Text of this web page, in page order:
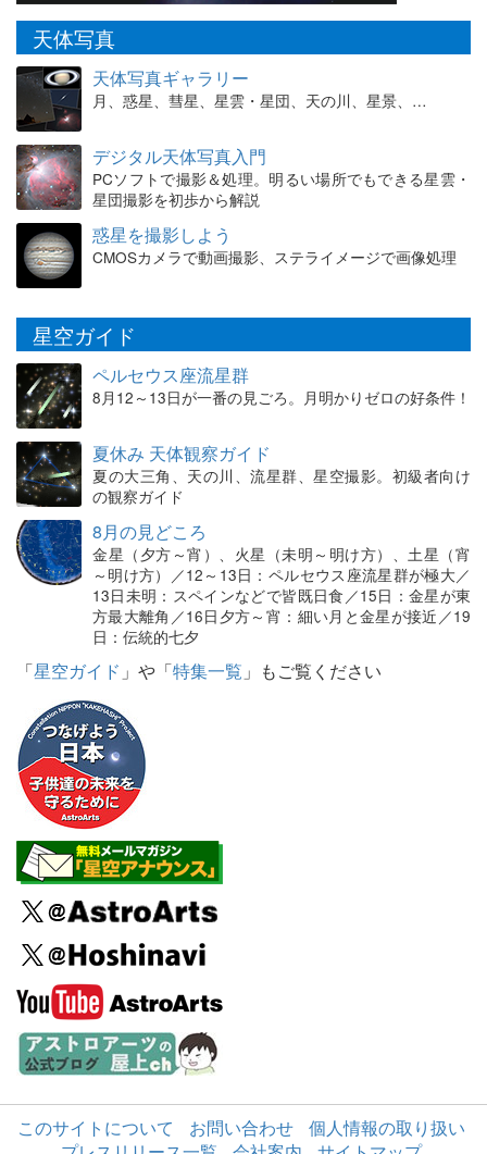
天体写真
天体写真ギャラリー
月、惑星、彗星、星雲・星団、天の川、星景、…
デジタル天体写真入門
PCソフトで撮影＆処理。明るい場所でもできる星雲・
星団撮影を初歩から解説
惑星を撮影しよう
CMOSカメラで動画撮影、ステライメージで画像処理
星空ガイド
ペルセウス座流星群
8月12～13日が一番の見ごろ。月明かりゼロの好条件！
夏休み 天体観察ガイド
夏の大三角、天の川、流星群、星空撮影。初級者向け
の観察ガイド
8月の見どころ
金星（夕方～宵）、火星（未明～明け方）、土星（宵
～明け方）／12～13日：ペルセウス座流星群が極大／
13日未明：スペインなどで皆既日食／15日：金星が東
方最大離角／16日夕方～宵：細い月と金星が接近／19
日：伝統的七夕
「星空ガイド 」や「特集一覧 」もご覧ください
このサイトについて お問い合わせ
個人情報の取り扱い